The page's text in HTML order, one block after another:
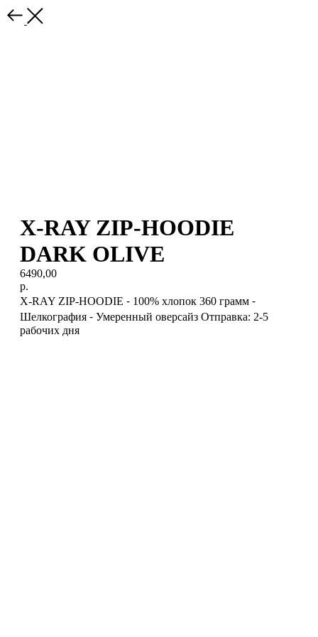
X-RAY ZIP-HOODIE
DARK OLIVE
6490,00
р.
X-RAY ZIP-HOODIE ⁃ 100% хлопок 360 грамм ⁃
Шелкография ⁃ Умеренный оверсайз Отправка: 2-5
рабочих дня